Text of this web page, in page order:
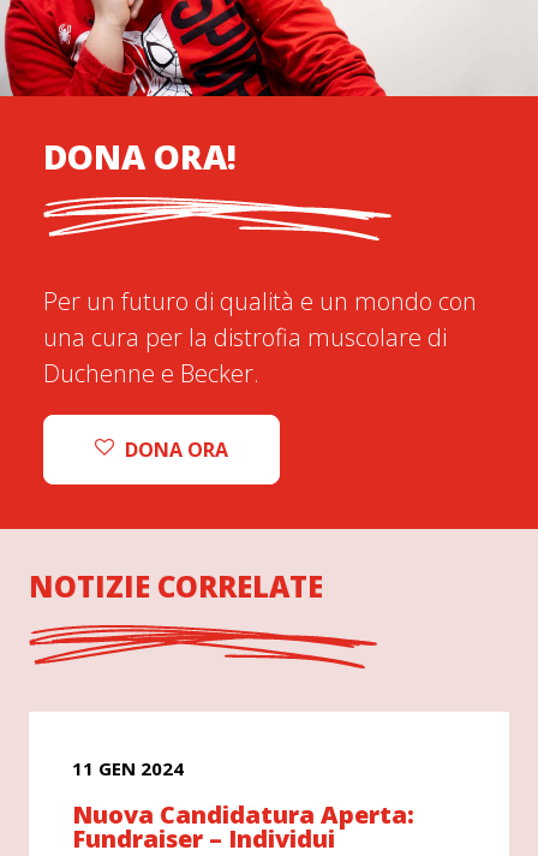
DONA ORA!
Per un futuro di qualità e un mondo con
una cura per la distrofia muscolare di
Duchenne e Becker.
DONA ORA
NOTIZIE CORRELATE
11 GEN 2024
Nuova Candidatura Aperta:
Fundraiser – Individui